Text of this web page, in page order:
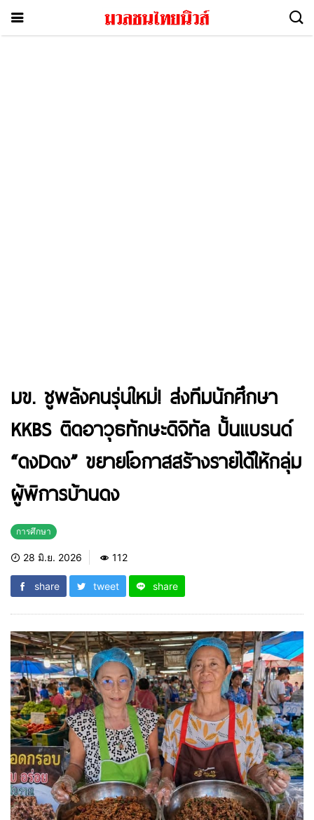
มข. ชูพลังคนรุ่นใหม่! ส่งทีมนักศึกษา
KKBS ติดอาวุธทักษะดิจิทัล ปั้นแบรนด์
“ดงDดง” ขยายโอกาสสร้างรายได้ให้กลุ่ม
ผู้พิการบ้านดง
การศึกษา
28 มิ.ย. 2026 112
share tweet share